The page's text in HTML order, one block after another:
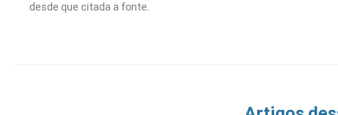
desde que citada a fonte.